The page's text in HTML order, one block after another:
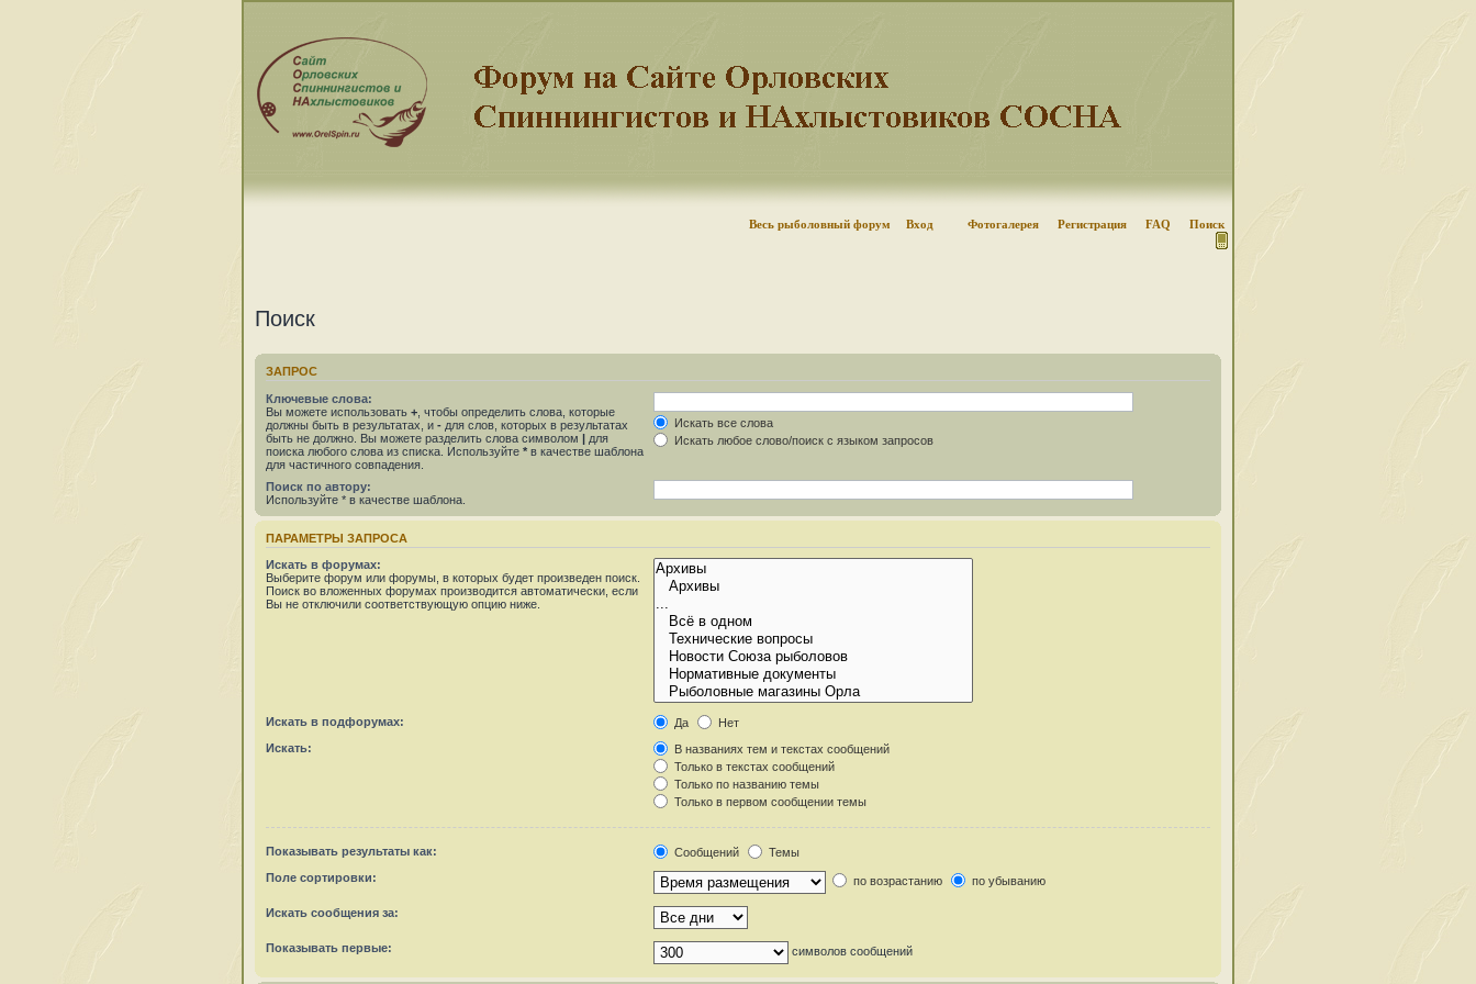
Весь рыболовный форум Вход Фотогалерея Регистрация FAQ Поиск
Поиск
ЗАПРОС
Ключевые слова:
Вы можете использовать + , чтобы определить слова, которые
должны быть в результатах, и - для слов, которых в результатах
быть не должно. Вы можете разделить слова символом | для
поиска любого слова из списка. Используйте * в качестве шаблона
для частичного совпадения.
Искать все слова
Искать любое слово/поиск с языком запросов
Поиск по автору:
Используйте * в качестве шаблона.
ПАРАМЕТРЫ ЗАПРОСА
Искать в форумах:
Выберите форум или форумы, в которых будет произведен поиск.
Поиск во вложенных форумах производится автоматически, если
Вы не отключили соответствующую опцию ниже.
Искать в подфорумах: Да
Нет
Искать:
В названиях тем и текстах сообщений
Только в текстах сообщений
Только по названию темы
Только в первом сообщении темы
Показывать результаты как: Сообщений
Темы
Поле сортировки:
по возрастанию по убыванию
Искать сообщения за:
Показывать первые: символов сообщений